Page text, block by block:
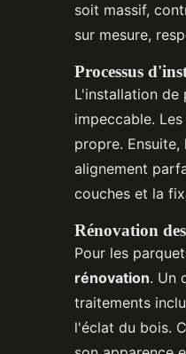
soit massif,
sur mesure,
Processus
L'installation de
impeccable.
propre.
alignement
couches et la
Rénovation
Pour les
rénovation. Un
traitements
l'éclat du bois.